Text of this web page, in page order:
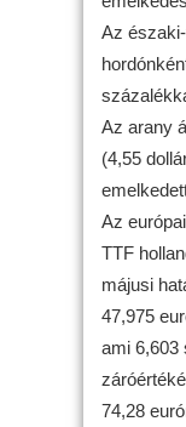
Az
Az arany
(4,55
Az
TTF
májusi
47,975
ami 6,603
74,28